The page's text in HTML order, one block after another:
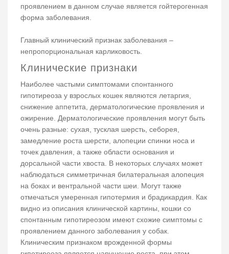
проявлением в данном случае является гойтерогенная
форма заболевания.
Главный клинический признак заболевания –
непропорциональная карликовость.
Клинические признаки
Наиболее частыми симптомами спонтанного
гипотиреоза у взрослых кошек являются летаргия,
снижение аппетита, дерматологические проявления и
ожирение. Дерматологические проявления могут быть
очень разные: сухая, тусклая шерсть, себорея,
замедление роста шерсти, алопеции спинки носа и
точек давления, а также области основания и
дорсальной части хвоста. В некоторых случаях может
наблюдаться симметричная билатеральная алопеция
на боках и вентральной части шеи. Могут также
отмечаться умеренная гипотермия и брадикардия. Как
видно из описания клинической картины, кошки со
спонтанным гипотиреозом имеют схожие симптомы с
проявлением данного заболевания у собак.
Клиническим признаком врожденной формы